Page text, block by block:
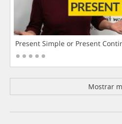
Present Simple or Present
Mostrar